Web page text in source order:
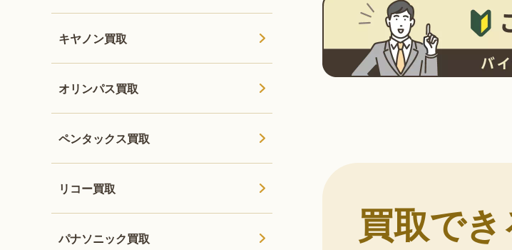
買取で
キヤノン買取
オリンパス買取
ペンタックス買取
リコー買取
パナソニック買取